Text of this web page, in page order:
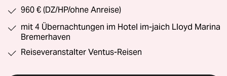
960 € (DZ/HP/ohne Anreise)
mit 4 Übernachtungen im Hotel im-jaich Lloyd Marina
Bremerhaven
Reiseveranstalter Ventus-Reisen